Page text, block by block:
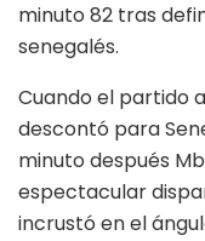
minuto 82 tras
senegalés.
Cuando el partido
descontó para
minuto después
espectacular
incrustó en el